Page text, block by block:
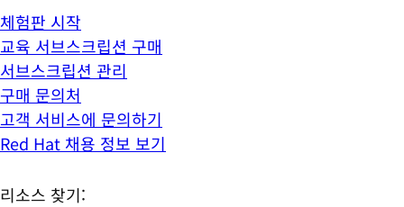
체험판 시작
교육 서브스크립션 구매
서브스크립션 관리
구매 문의처
고객 서비스에 문의하기
Red Hat 채용 정보 보기
리소스 찾기: